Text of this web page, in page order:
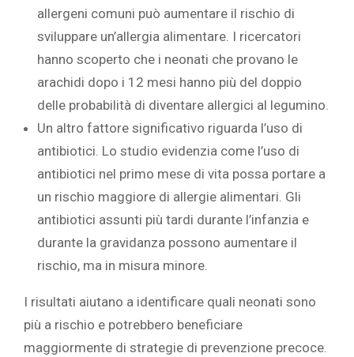
allergeni comuni può aumentare il rischio di
sviluppare un’allergia alimentare. I ricercatori
hanno scoperto che i neonati che provano le
arachidi dopo i 12 mesi hanno più del doppio
delle probabilità di diventare allergici al legumino.
Un altro fattore significativo riguarda l’uso di
antibiotici. Lo studio evidenzia come l’uso di
antibiotici nel primo mese di vita possa portare a
un rischio maggiore di allergie alimentari. Gli
antibiotici assunti più tardi durante l’infanzia e
durante la gravidanza possono aumentare il
rischio, ma in misura minore.
I risultati aiutano a identificare quali neonati sono
più a rischio e potrebbero beneficiare
maggiormente di strategie di prevenzione precoce.